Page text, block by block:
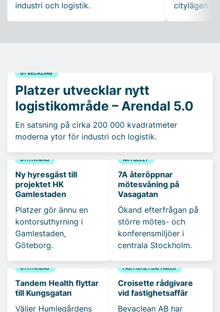
industri och logistik.
citylägen.
UTVECKLING
Platzer utvecklar nytt
logistikområde – Arendal 5.0
En satsning på cirka 200 000 kvadratmeter
moderna ytor för industri och logistik.
UTHYRNING
Ny hyresgäst till
projektet HK
Gamlestaden
Platzer gör ännu en
kontorsuthyrning i
Gamlestaden,
Göteborg.
AKTUELLT
7A återöppnar
mötesvåning på
Vasagatan
Ökand efterfrågan på
större mötes- och
konferensmiljöer i
centrala Stockholm.
UTHYRNING
Tandem Health flyttar
till Kungsgatan
Väljer Humlegårdens
FASTIGHETSAFFÄRER
Croisette rådgivare
vid fastighetsaffär
Bevaclean AB har